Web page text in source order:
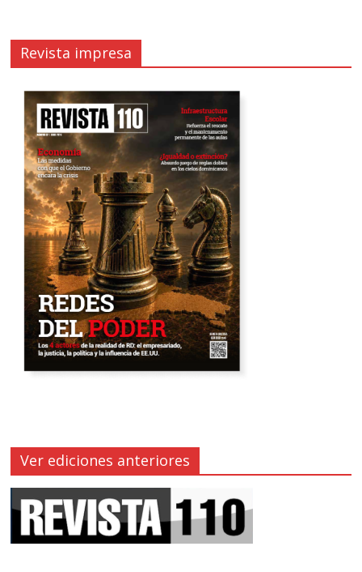
Revista impresa
Ver ediciones anteriores